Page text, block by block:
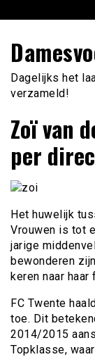
naar
inhoud
Dagelijks het
verzameld!
Zoï van
per
Het huwelijk
Vrouwen is tot
jarige
bewonderen
keren naar
FC Twente
toe. Dit
2014/2015
Topklasse,